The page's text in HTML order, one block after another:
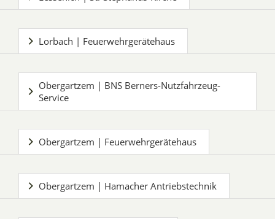
Lorbach | Feuerwehrgerätehaus
Obergartzem | BNS Berners-Nutzfahrzeug-
Service
Obergartzem | Feuerwehrgerätehaus
Obergartzem | Hamacher Antriebstechnik